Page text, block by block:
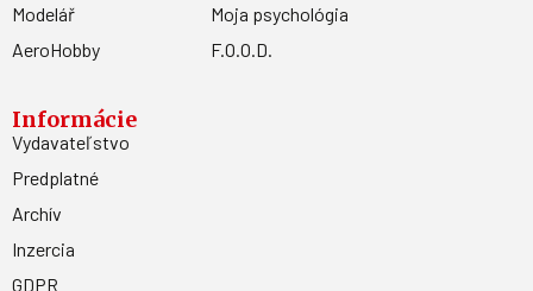
Modelář
AeroHobby
Moja psychológia
F.O.O.D.
Informácie
Vydavateľstvo
Predplatné
Archív
Inzercia
GDPR